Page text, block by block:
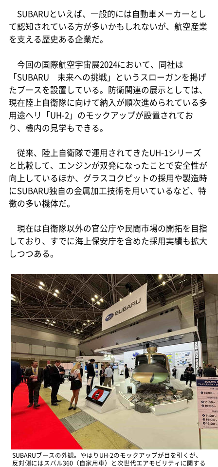
SUBARUといえば、一般的には自動車メーカーとし
て認知されている方が多いかもしれないが、航空産業
を支える歴史ある企業だ。
今回の国際航空宇宙展2024において、同社は
「SUBARU 未来への挑戦」というスローガンを掲げ
たブースを設置している。防衛関連の展示としては、
現在陸上自衛隊に向けて納入が順次進められている多
用途ヘリ「UH-2」のモックアップが設置されてお
り、機内の見学もできる。
従来、陸上自衛隊で運用されてきたUH-1シリーズ
と比較して、エンジンが双発になったことで安全性が
向上しているほか、グラスコクピットの採用や製造時
にSUBARU独自の金属加工技術を用いているなど、特
徴の多い機体だ。
現在は自衛隊以外の官公庁や民間市場の開拓を目指
しており、すでに海上保安庁を含めた採用実績も拡大
しつつある。
SUBARUブースの外観。やはりUH-2のモックアップが目を引くが、
反対側にはスバル360（自家用車）と次世代エアモビリティに関する